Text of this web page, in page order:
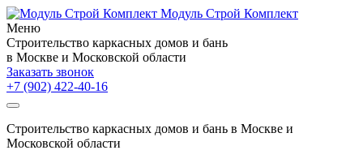
Модуль Строй Комплект
Меню
Cтроительство каркасных домов и бань
в Москве и Московской области
Заказать звонок
+7 (902) 422-40-16
Cтроительство каркасных домов и бань в Москве и
Московской области